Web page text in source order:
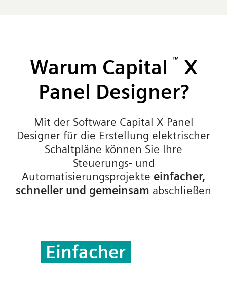
Warum Capital ™
X
Panel Designer?
Mit der Software Capital X Panel
Designer für die Erstellung elektrischer
Schaltpläne können Sie Ihre
Steuerungs- und
Automatisierungsprojekte einfacher,
schneller und gemeinsam abschließen
Einfacher